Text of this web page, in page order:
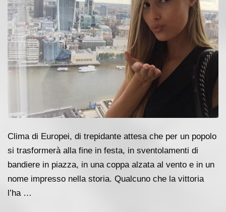
Clima di Europei, di trepidante attesa che per un popolo
si trasformerà alla fine in festa, in sventolamenti di
bandiere in piazza, in una coppa alzata al vento e in un
nome impresso nella storia. Qualcuno che la vittoria
l’ha …